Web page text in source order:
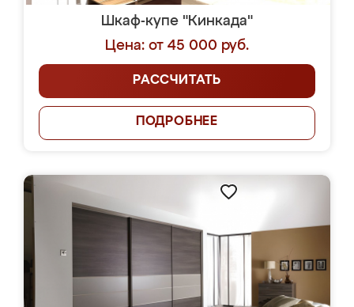
Шкаф-купе "Кинкада"
Цена: от 45 000 руб.
РАССЧИТАТЬ
ПОДРОБНЕЕ